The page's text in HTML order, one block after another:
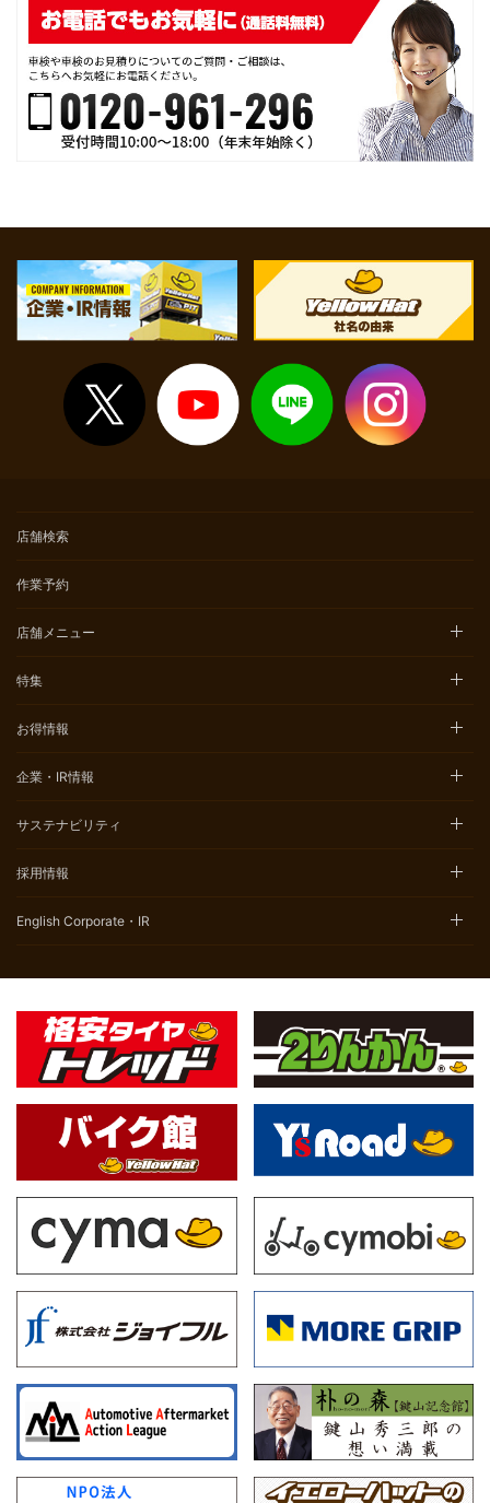
店舗検索
作業予約
店舗メニュー
特集
お得情報
企業・IR情報
サステナビリティ
採用情報
English Corporate・IR